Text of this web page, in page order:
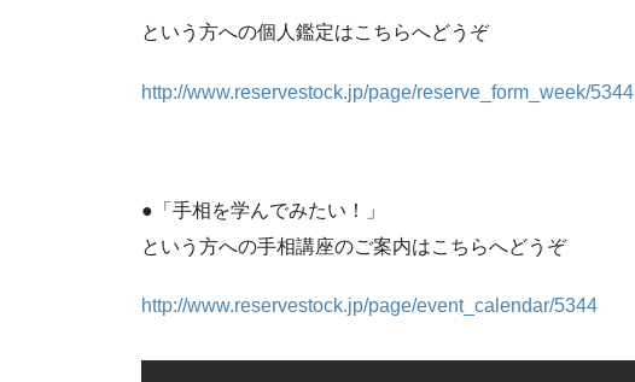
という方への個人鑑定はこちらへどうぞ
http://www.reservestock.jp/page/reserve_form_week/5344
●「手相を学んでみたい！」
という方への手相講座のご案内はこちらへどうぞ
http://www.reservestock.jp/page/event_calendar/5344